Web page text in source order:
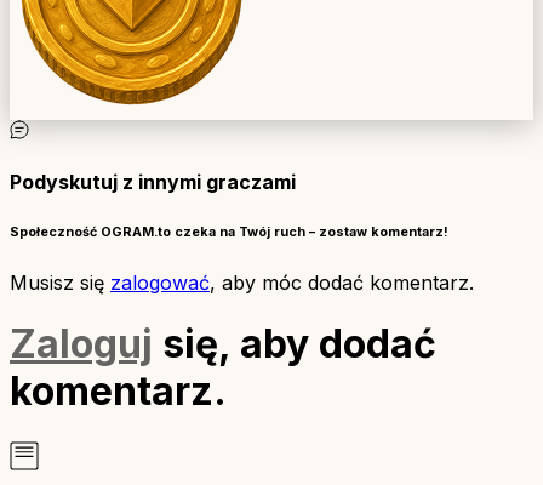
Podyskutuj z innymi graczami
Społeczność OGRAM.to czeka na Twój ruch – zostaw komentarz!
Musisz się zalogować, aby móc dodać komentarz.
Zaloguj się, aby dodać
komentarz.